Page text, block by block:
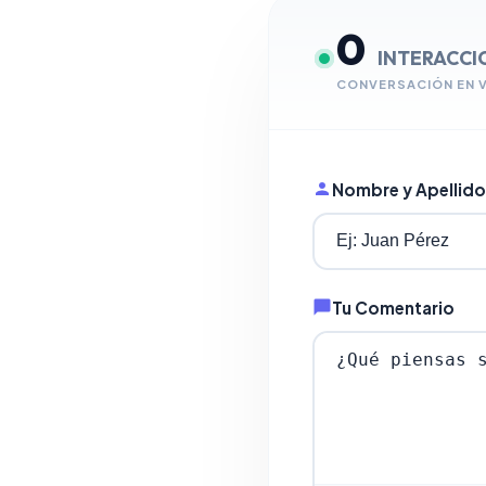
0
CONVERSACIÓN EN
Nombre y Apellido
Tu Comentario